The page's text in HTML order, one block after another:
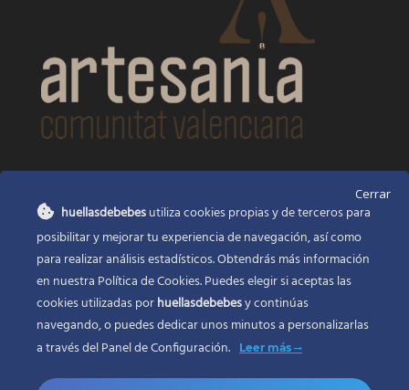
Huellas de bebés
Santa Ana, 22Alcasser Valencia 46290
625 120 591
info@huellasdebebes.com
Cerrar
huellasdebebesutiliza cookies propias y de terceros para
posibilitar y mejorar tu experiencia de navegación, así como
para realizar análisis estadísticos. Obtendrás más información
en nuestra Política de Cookies. Puedes elegir si aceptas las
cookies utilizadas porhuellasdebebesy continúas
navegando, o puedes dedicar unos minutos a personalizarlas
a través delPanel de Configuración. Leer más